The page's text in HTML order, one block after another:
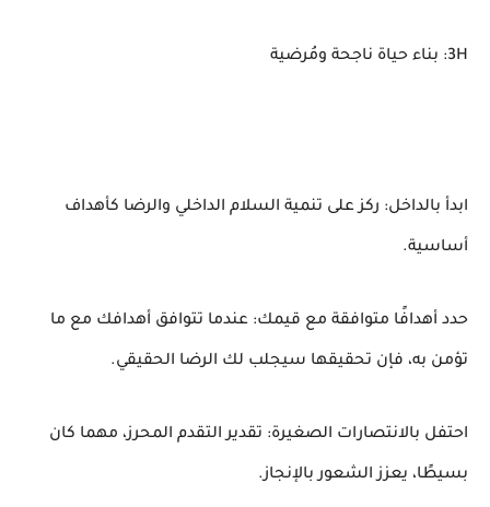
3H: بناء حياة ناجحة ومُرضية
ابدأ بالداخل: ركز على تنمية السلام الداخلي والرضا كأهداف
أساسية.
حدد أهدافًا متوافقة مع قيمك: عندما تتوافق أهدافك مع ما
تؤمن به، فإن تحقيقها سيجلب لك الرضا الحقيقي.
احتفل بالانتصارات الصغيرة: تقدير التقدم المحرز، مهما كان
بسيطًا، يعزز الشعور بالإنجاز.